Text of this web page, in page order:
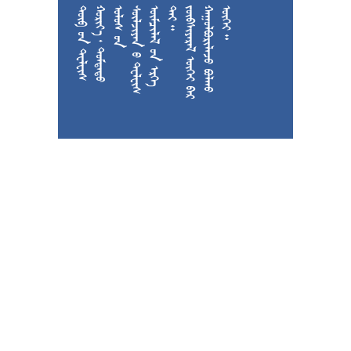

































































  






































 